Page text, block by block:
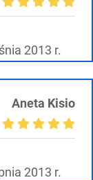
2013 r.
Aneta Kisio
2013 r.